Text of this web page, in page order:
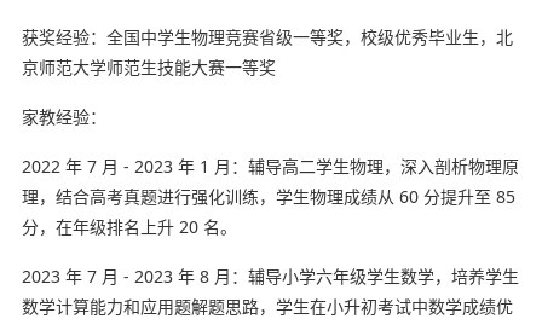
获奖经验：全国中学生物理竞赛省级一等奖，校级优秀毕业生，北
京师范大学师范生技能大赛一等奖
家教经验：
2022 年 7 月 - 2023 年 1 月：辅导高二学生物理，深入剖析物理原
理，结合高考真题进行强化训练，学生物理成绩从 60 分提升至 85
分，在年级排名上升 20 名。
2023 年 7 月 - 2023 年 8 月：辅导小学六年级学生数学，培养学生
数学计算能力和应用题解题思路，学生在小升初考试中数学成绩优